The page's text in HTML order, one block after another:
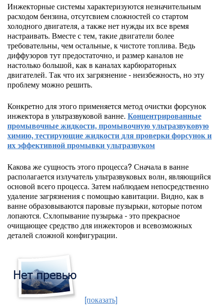
Инжекторные системы характеризуются незначительным
расходом бензина, отсутсвием сложностей со стартом
холодного двигателя, а также нет нужды их все время
настраивать. Вместе с тем, такие двигатели более
требовательны, чем остальные, к чистоте топлива. Ведь
диффузоров тут предостаточно, и размер каналов не
настолько большой, как в каналах карбюраторных
двигателей. Так что их загрязнение - неизбежность, но эту
проблему можно решить.
Конкретно для этого применяется метод очистки форсунок
инжектора в ультразвуковой ванне. Концентрированные
промывочные жидкости, промывочную ультразвуковую
химию, тестирующие жидкости для проверки форсунок и
их эффективной промывки ультразвуком
Какова же сущность этого процесса? Сначала в ванне
располагается излучатель ультразвуковых волн, являющийся
основой всего процесса. Затем наблюдаем непосредственно
удаление загрязнения с помощью кавитации. Видно, как в
ванне образовываются паровые пузырьки, которые потом
лопаются. Схлопывание пузырька - это прекрасное
очищающее средство для инжекторов и всевозможных
деталей сложной конфигурации.
[показать]